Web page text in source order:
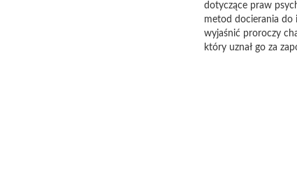
dotyczące praw
metod docierania do
wyjaśnić proroczy
który uznał go za